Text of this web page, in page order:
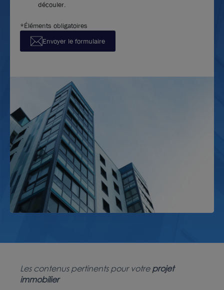
Photos (8 )
A louer - MINIPARC 2 - Bureaux sur la Techlid -
Dardilly
343 m²non divisibles
découler.
*Éléments obligatoires
Envoyer le formulaire
Les contenus pertinents pour votreprojet
immobilier